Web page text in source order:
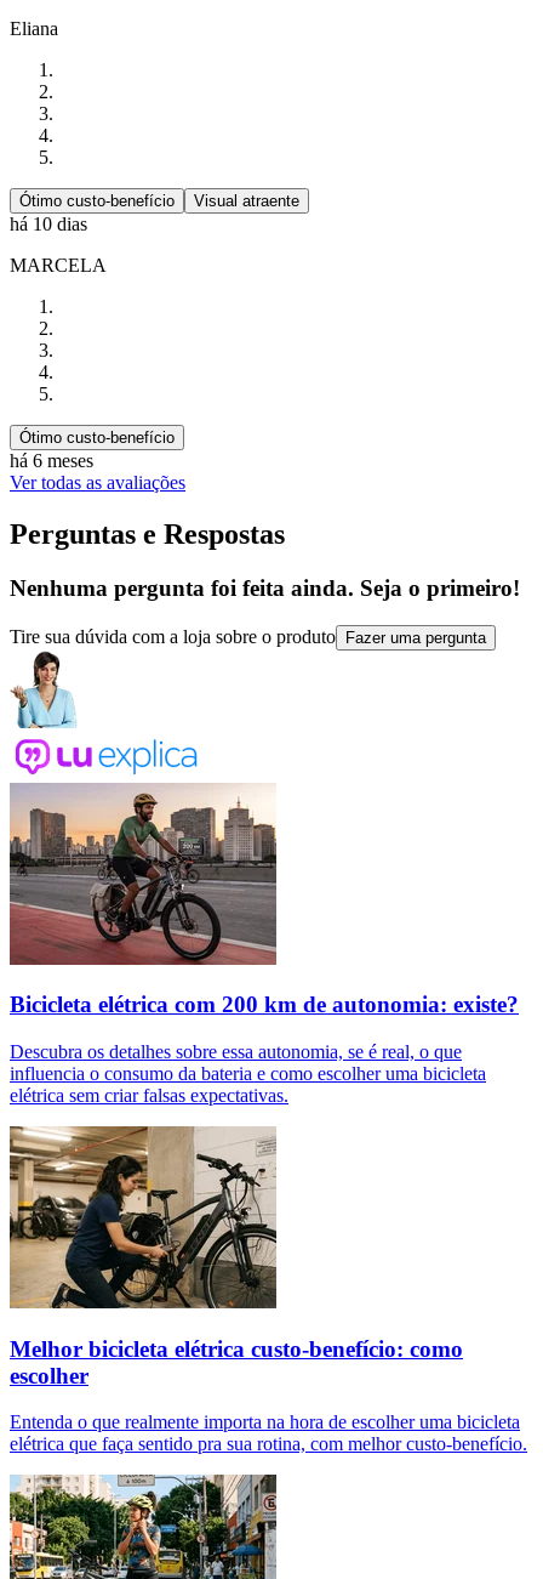
Eliana
Ótimo custo-benefício Visual atraente
há 10 dias
MARCELA
Ótimo custo-benefício
há 6 meses
Ver todas as avaliações
Perguntas e Respostas
Nenhuma pergunta foi feita ainda. Seja o primeiro!
Tire sua dúvida com a loja sobre o produto Fazer uma pergunta
Bicicleta elétrica com 200 km de autonomia: existe?
Descubra os detalhes sobre essa autonomia, se é real, o que
influencia o consumo da bateria e como escolher uma bicicleta
elétrica sem criar falsas expectativas.
Melhor bicicleta elétrica custo-benefício: como
escolher
Entenda o que realmente importa na hora de escolher uma bicicleta
elétrica que faça sentido pra sua rotina, com melhor custo-benefício.